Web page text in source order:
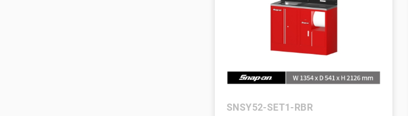
SNSY52-SET1-RBR